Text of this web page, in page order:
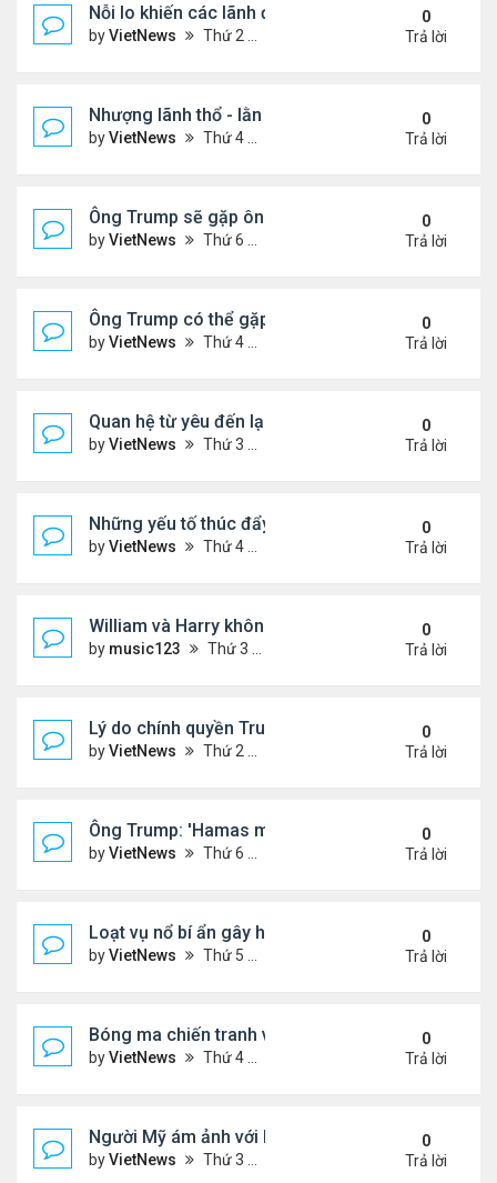
Nỗi lo khiến các lãnh đạo châu Âu tới Washington
byVietNews Thứ 2 Tháng 8 18, 2025 4:12 pm
0
Trả lời
Nhượng lãnh thổ - lằn ranh đỏ của Ukraine khi
byVietNews Thứ 4 Tháng 8 13, 2025 5:23 pm
0
Trả lời
Ông Trump sẽ gặp ông Putin tại Alaska vào tuần
byVietNews Thứ 6 Tháng 8 08, 2025 5:03 pm
0
Trả lời
Ông Trump có thể gặp ông Putin vào tuần tới
byVietNews Thứ 4 Tháng 8 06, 2025 4:29 pm
0
Trả lời
Quan hệ từ yêu đến lạnh nhạt của ông Trump với
byVietNews Thứ 3 Tháng 8 05, 2025 4:59 pm
0
Trả lời
Những yếu tố thúc đẩy Thái Lan - Campuchia
byVietNews Thứ 4 Tháng 7 30, 2025 5:43 pm
0
Trả lời
William và Harry không thừa kế nơi mẹ yên nghỉ!
by music123 Thứ 3 Tháng 7 29, 2025 5:03 pm
0
Trả lời
Lý do chính quyền Trump khó truy tố ông Obama
byVietNews Thứ 2 Tháng 7 28, 2025 5:24 pm
0
Trả lời
Ông Trump: 'Hamas muốn chết thay vì ngừng bắn'
byVietNews Thứ 6 Tháng 7 25, 2025 5:40 pm
0
Trả lời
Loạt vụ nổ bí ẩn gây hoang mang ở Iran
byVietNews Thứ 5 Tháng 7 24, 2025 3:50 pm
0
Trả lời
Bóng ma chiến tranh với Israel ám ảnh người Iran
byVietNews Thứ 4 Tháng 7 23, 2025 5:32 pm
0
Trả lời
Người Mỹ ám ảnh với hồ sơ Epstein
byVietNews Thứ 3 Tháng 7 22, 2025 5:08 pm
0
Trả lời